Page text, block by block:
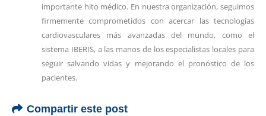
importante hito médico. En nuestra organización, seguimos
firmemente comprometidos con acercar las tecnologías
cardiovasculares más avanzadas del mundo, como el
sistema IBERIS, a las manos de los especialistas locales para
seguir salvando vidas y mejorando el pronóstico de los
pacientes.
Compartir este post